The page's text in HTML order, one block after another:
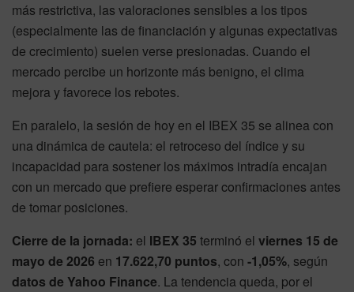
más restrictiva, las valoraciones sensibles a los tipos
(especialmente las de financiación y algunas expectativas
de crecimiento) suelen verse presionadas. Cuando el
mercado percibe un horizonte más benigno, el clima
mejora y favorece los rebotes.
En paralelo, la sesión de hoy en el IBEX 35 se alinea con
una dinámica de cautela: el retroceso del índice y su
incapacidad para sostener los máximos intradía encajan
con un mercado que prefiere esperar confirmaciones antes
de tomar posiciones.
Cierre de la jornada: el IBEX 35 terminó el viernes 15 de
mayo de 2026 en 17.622,70 puntos, con -1,05%, según
datos de Yahoo Finance. La tendencia queda, por el